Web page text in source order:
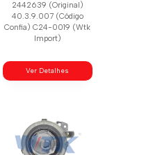
2442639 (Original)
40.3.9.007 (Código
Confia) C24-0019 (Wtk
Import)
Ver Detalhes